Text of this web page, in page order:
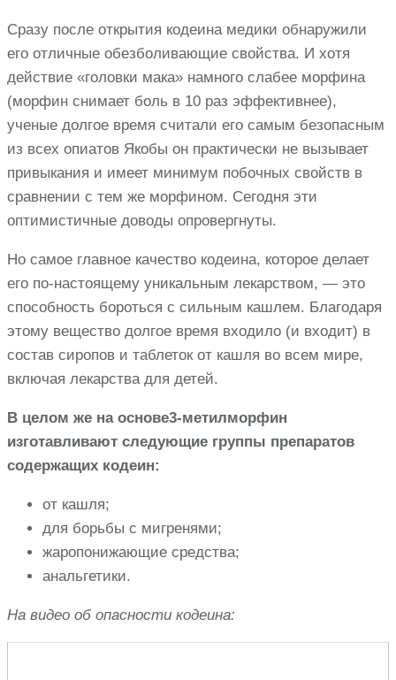
Сразу после открытия кодеина медики обнаружили
его отличные обезболивающие свойства. И хотя
действие «головки мака» намного слабее морфина
(морфин снимает боль в 10 раз эффективнее),
ученые долгое время считали его самым безопасным
из всех опиатов Якобы он практически не вызывает
привыкания и имеет минимум побочных свойств в
сравнении с тем же морфином. Сегодня эти
оптимистичные доводы опровергнуты.
Но самое главное качество кодеина, которое делает
его по-настоящему уникальным лекарством, — это
способность бороться с сильным кашлем. Благодаря
этому вещество долгое время входило (и входит) в
состав сиропов и таблеток от кашля во всем мире,
включая лекарства для детей.
В целом же на основе3-метилморфин
изготавливают следующие группы препаратов
содержащих кодеин:
от кашля;
для борьбы с мигренями;
жаропонижающие средства;
анальгетики.
На видео об опасности кодеина: